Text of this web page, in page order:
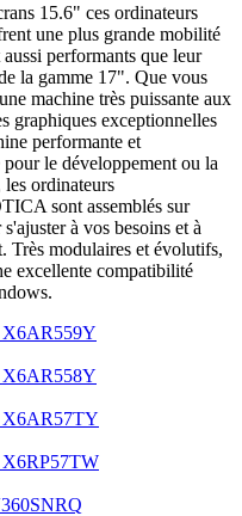
15.6" ces ordinateurs
une plus grande mobilité
performants que leur
la gamme 17". Que vous
machine très puissante aux
graphiques exceptionnelles
performante et
le développement ou la
les ordinateurs
sont assemblés sur
à vos besoins et à
Très modulaires et évolutifs,
excellente compatibilité